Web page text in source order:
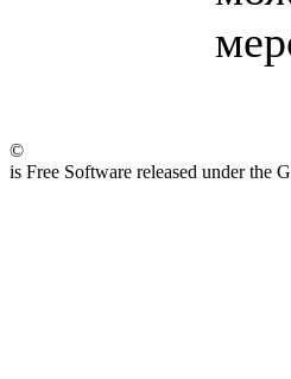
©
is Free Software released under the